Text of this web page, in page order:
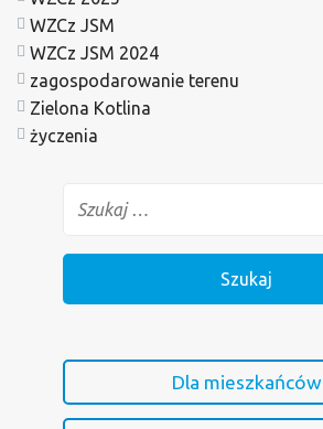
WZCz JSM
WZCz JSM 2024
zagospodarowanie terenu
Zielona Kotlina
życzenia
Dla mieszkańców